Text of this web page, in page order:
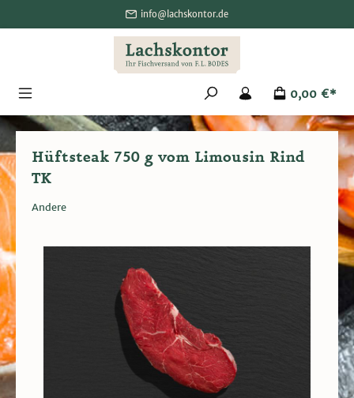
info@lachskontor.de
0,00 €*
Hüftsteak 750 g vom Limousin Rind
TK
Andere